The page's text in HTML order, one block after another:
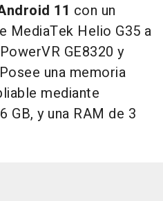
11 con un
MediaTek Helio G35 a
GE8320 y
una memoria
mediante
GB, y una RAM de 3